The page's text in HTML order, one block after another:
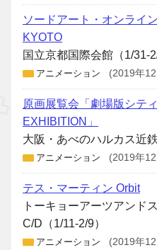
ソードアート・オンライ
KYOTO
国立京都国際会館（1/31-2/
アニメーション (2019年
原画展覧会「劇場版シテ
EXHIBITION」
大阪・あべのハルカス近
アニメーション (2019年
テス・マーティン Orbit
トーキョーアーツアン
C/D（1/11-2/9）
アニメーション (2019年